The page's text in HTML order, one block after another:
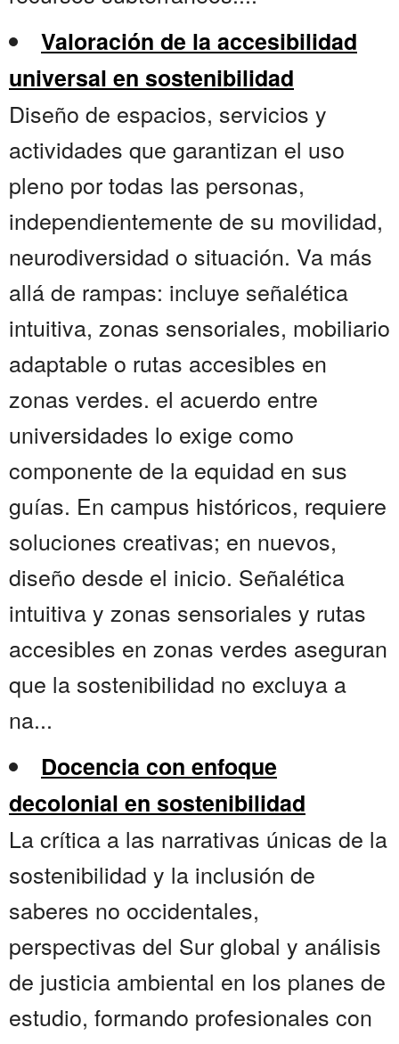
Valoración de la accesibilidad
universal en sostenibilidad
Diseño de espacios, servicios y
actividades que garantizan el uso
pleno por todas las personas,
independientemente de su movilidad,
neurodiversidad o situación. Va más
allá de rampas: incluye señalética
intuitiva, zonas sensoriales, mobiliario
adaptable o rutas accesibles en
zonas verdes. el acuerdo entre
universidades lo exige como
componente de la equidad en sus
guías. En campus históricos, requiere
soluciones creativas; en nuevos,
diseño desde el inicio. Señalética
intuitiva y zonas sensoriales y rutas
accesibles en zonas verdes aseguran
que la sostenibilidad no excluya a
na...
Docencia con enfoque
decolonial en sostenibilidad
La crítica a las narrativas únicas de la
sostenibilidad y la inclusión de
saberes no occidentales,
perspectivas del Sur global y análisis
de justicia ambiental en los planes de
estudio, formando profesionales con